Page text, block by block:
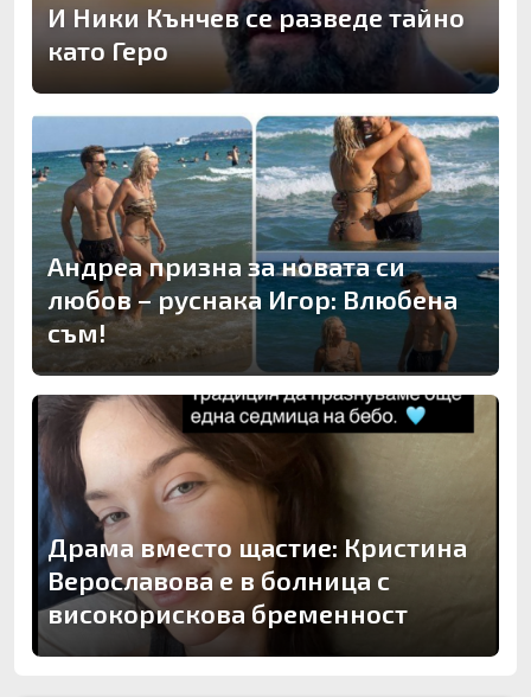
И Ники Кънчев се разведе тайно
като Геро
Андреа призна за новата си
любов – руснака Игор: Влюбена
съм!
Драма вместо щастие: Кристина
Верославова е в болница с
високорискова бременност